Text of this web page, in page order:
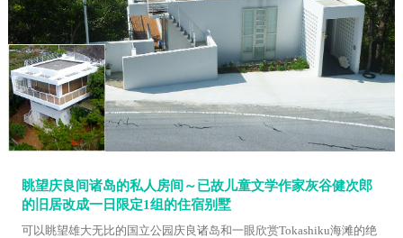
眺望庆良间诸岛的私人房间～已故儿童文学作家灰谷健次郎
的旧居改成一日限定1组的住宿别墅
可以眺望雄大无比的国立公园庆良诸岛和一眼欣赏Tokashiku海滩的绝